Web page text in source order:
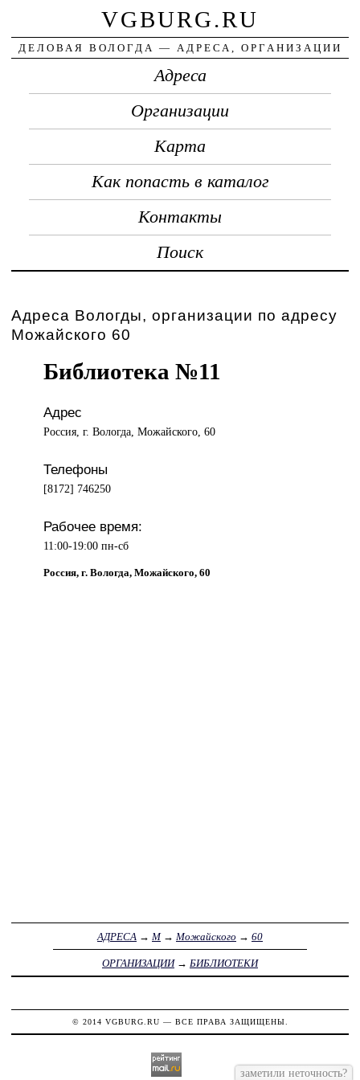
VGBURG.RU
ДЕЛОВАЯ ВОЛОГДА — АДРЕСА, ОРГАНИЗАЦИИ
Адреса
Организации
Карта
Как попасть в каталог
Контакты
Поиск
Адреса Вологды, организации по адресу
Можайского 60
Библиотека №11
Адрес
Россия, г. Вологда, Можайского, 60
Телефоны
[8172] 746250
Рабочее время:
11:00-19:00 пн-сб
Россия, г. Вологда, Можайского, 60
АДРЕСА → М→ Можайского → 60
ОРГАНИЗАЦИИ→ БИБЛИОТЕКИ
© 2014 VGBURG.RU — ВСЕ ПРАВА ЗАЩИЩЕНЫ.
заметили неточность?